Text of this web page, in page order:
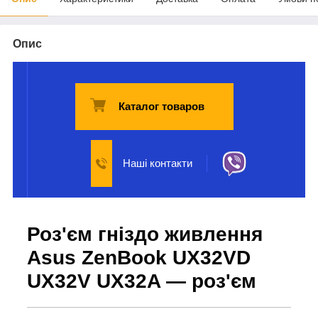
Опис
Каталог товаров
Наші контакти
Роз'єм гніздо живлення
Asus ZenBook UX32VD
UX32V UX32A — роз'єм